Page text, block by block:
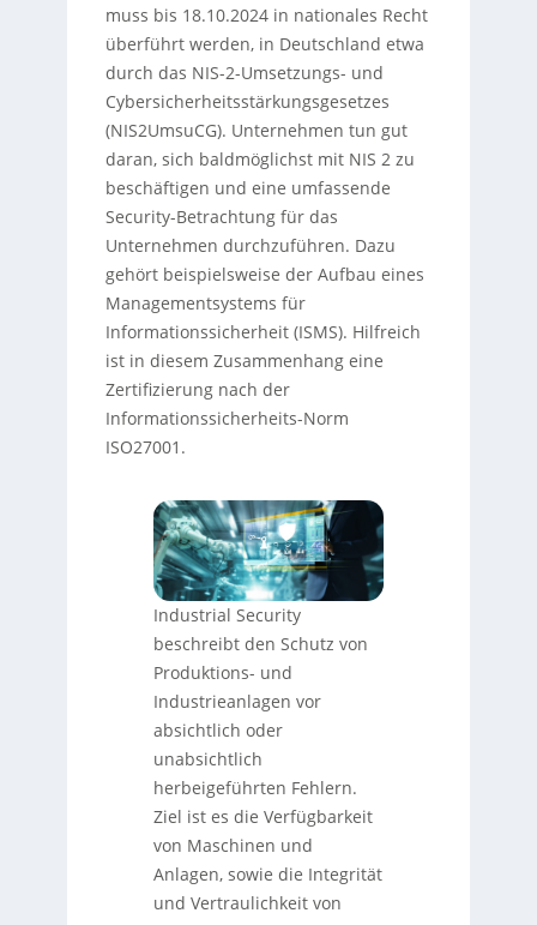
muss bis 18.10.2024 in nationales Recht
überführt werden, in Deutschland etwa
durch das NIS-2-Umsetzungs- und
Cybersicherheitsstärkungsgesetzes
(NIS2UmsuCG). Unternehmen tun gut
daran, sich baldmöglichst mit NIS 2 zu
beschäftigen und eine umfassende
Security-Betrachtung für das
Unternehmen durchzuführen. Dazu
gehört beispielsweise der Aufbau eines
Managementsystems für
Informationssicherheit (ISMS). Hilfreich
ist in diesem Zusammenhang eine
Zertifizierung nach der
Informationssicherheits-Norm
ISO27001.
Industrial Security
beschreibt den Schutz von
Produktions- und
Industrieanlagen vor
absichtlich oder
unabsichtlich
herbeigeführten Fehlern.
Ziel ist es die Verfügbarkeit
von Maschinen und
Anlagen, sowie die Integrität
und Vertraulichkeit von